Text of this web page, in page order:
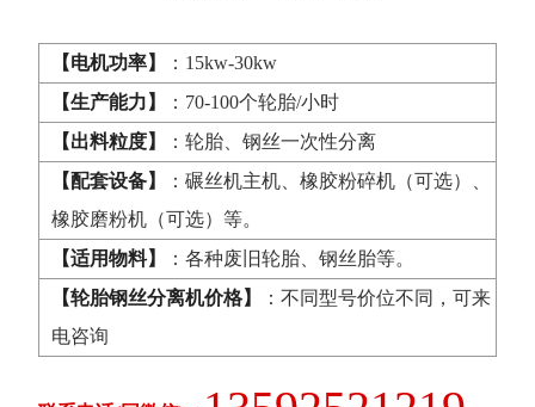
【电机功率】
：15kw-30kw
【生产能力】
：70-100个轮胎/小时
【出料粒度】
：轮胎、钢丝一次性分离
【配套设备】
：碾丝机主机、橡胶粉碎机（可选）、
橡胶磨粉机（可选）等。
【适用物料】
：各种废旧轮胎、钢丝胎等。
【轮胎钢丝分离机价格】
：不同型号价位不同，可来
电咨询